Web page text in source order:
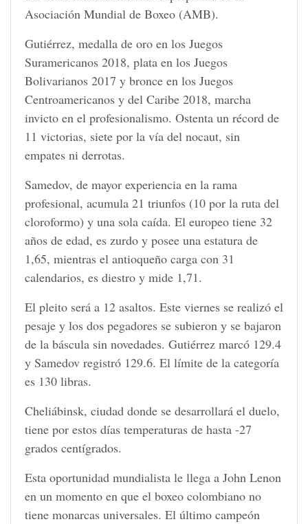
Asociación Mundial de Boxeo (AMB).
Gutiérrez, medalla de oro en los Juegos
Suramericanos 2018, plata en los Juegos
Bolivarianos 2017 y bronce en los Juegos
Centroamericanos y del Caribe 2018, marcha
invicto en el profesionalismo. Ostenta un récord de
11 victorias, siete por la vía del nocaut, sin
empates ni derrotas.
Samedov, de mayor experiencia en la rama
profesional, acumula 21 triunfos (10 por la ruta del
cloroformo) y una sola caída. El europeo tiene 32
años de edad, es zurdo y posee una estatura de
1,65, mientras el antioqueño carga con 31
calendarios, es diestro y mide 1,71.
El pleito será a 12 asaltos. Este viernes se realizó el
pesaje y los dos pegadores se subieron y se bajaron
de la báscula sin novedades. Gutiérrez marcó 129.4
y Samedov registró 129.6. El límite de la categoría
es 130 libras.
Cheliábinsk, ciudad donde se desarrollará el duelo,
tiene por estos días temperaturas de hasta -27
grados centígrados.
Esta oportunidad mundialista le llega a John Lenon
en un momento en que el boxeo colombiano no
tiene monarcas universales. El último campeón